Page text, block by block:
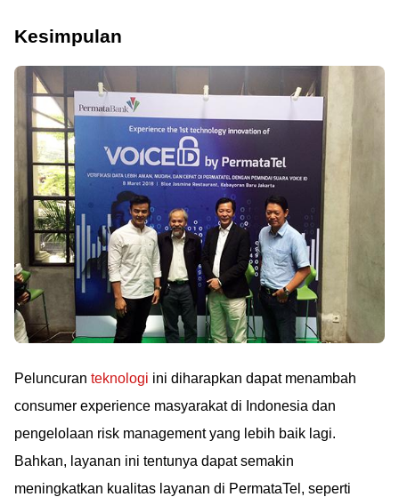
Kesimpulan
Peluncuran teknologi ini diharapkan dapat menambah
consumer experience masyarakat di Indonesia dan
pengelolaan risk management yang lebih baik lagi.
Bahkan, layanan ini tentunya dapat semakin
meningkatkan kualitas layanan di PermataTel, seperti